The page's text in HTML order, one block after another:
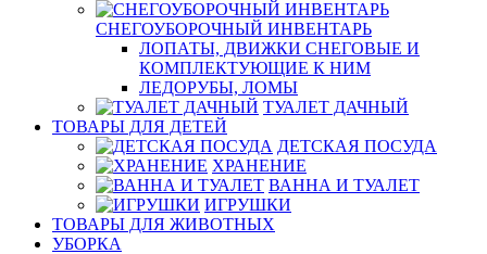
СНЕГОУБОРОЧНЫЙ ИНВЕНТАРЬ
ЛОПАТЫ, ДВИЖКИ СНЕГОВЫЕ И
КОМПЛЕКТУЮЩИЕ К НИМ
ЛЕДОРУБЫ, ЛОМЫ
ТУАЛЕТ ДАЧНЫЙ
ТОВАРЫ ДЛЯ ДЕТЕЙ
ДЕТСКАЯ ПОСУДА
ХРАНЕНИЕ
ВАННА И ТУАЛЕТ
ИГРУШКИ
ТОВАРЫ ДЛЯ ЖИВОТНЫХ
УБОРКА